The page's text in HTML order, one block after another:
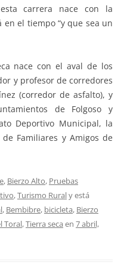
carrera nace con la
el tiempo “y que sea un
nace con el aval de los
y profesor de corredores
(corredor de asfalto), y
de Folgoso y
Deportivo Municipal, la
Familiares y Amigos de
, Bierzo Alto, Pruebas
,Turismo Ruraly está
, Bembibre, bicicleta, Bierzo
Toral,Tierra seca en 7 abril,